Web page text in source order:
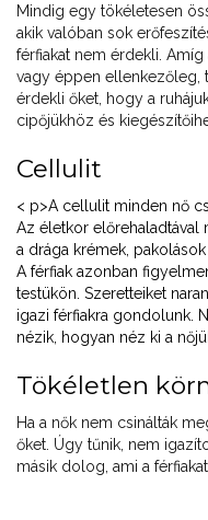
Mindig egy tökéletesen
akik valóban sok
férfiakat nem érdekli.
vagy éppen ellenkezőleg,
érdekli őket, hogy a
cipőjükhöz és
Cellulit
< p>A cellulit minden nő
Az életkor előrehaladtával
a drága krémek,
A férfiak azonban
testükön. Szeretteiket
igazi férfiakra gondolunk.
nézik, hogyan néz ki a
Tökéletlen
Ha a nők nem csinálták
őket. Úgy tűnik, nem
másik dolog, ami a